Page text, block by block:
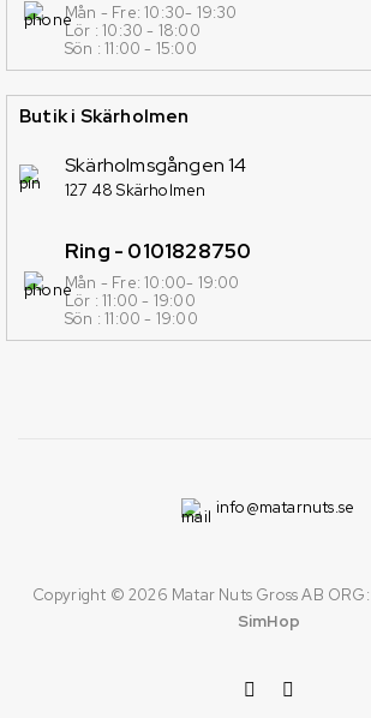
Mån - Fre: 10:30- 19:30
Lör : 10:30 - 18:00
Sön : 11:00 - 15:00
Butik i Skärholmen
Skärholmsgången 14
127 48 Skärholmen
Ring - 0101828750
Mån - Fre: 10:00- 19:00
Lör : 11:00 - 19:00
Sön : 11:00 - 19:00
info@matarnuts.se
Copyright © 2026 Matar Nuts Gross AB
SimHop